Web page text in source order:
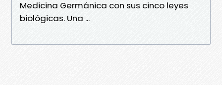
Medicina Germánica con sus cinco leyes
biológicas. Una ...